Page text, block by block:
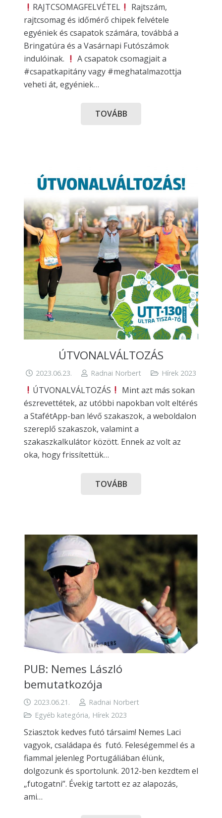
RAJTCSOMAGFELVÉTEL
Rajtszám,
rajtcsomag és időmérő chipek felvétele
egyéniek és csapatok számára, továbbá a
Bringatúra és a Vasárnapi Futószámok
indulóinak.
A csapatok csomagjait a
#csapatkapitány vagy #meghatalmazottja
veheti át, egyéniek…
TOVÁBB
ÚTVONALVÁLTOZÁS
2023.06.23. Radnai Norbert Hírek 2023
ÚTVONALVÁLTOZÁS
Mint azt más sokan
észrevettétek, az utóbbi napokban volt eltérés
a StafétApp-ban lévő szakaszok, a weboldalon
szereplő szakaszok, valamint a
szakaszkalkulátor között. Ennek az volt az
oka, hogy frissítettük…
TOVÁBB
PUB: Nemes László
bemutatkozója
2023.06.21.
Radnai Norbert
Egyéb kategória, Hírek 2023
Sziasztok kedves futó társaim! Nemes Laci
vagyok, családapa és futó. Feleségemmel és a
fiammal jelenleg Portugáliában élünk,
dolgozunk és sportolunk. 2012-ben kezdtem el
„futogatni”. Évekig tartott ez az alapozás,
ami…